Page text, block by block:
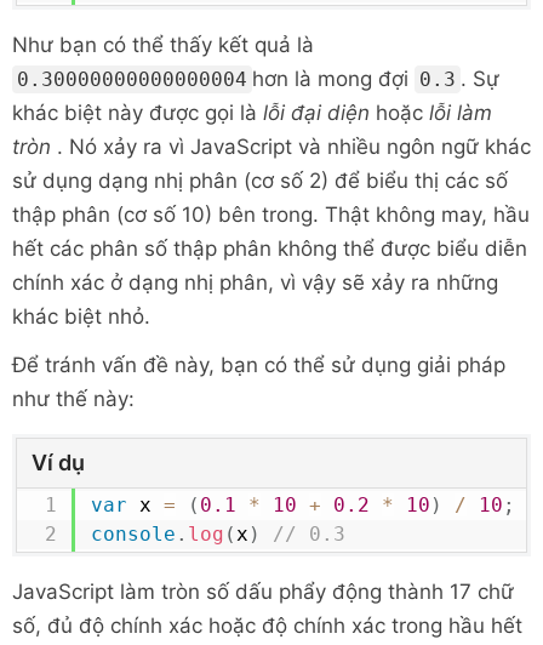
Như bạn có thể thấy kết quả là
0.30000000000000004 hơn là mong đợi 0.3 . Sự
khác biệt này được gọi là lỗi đại diện hoặc lỗi làm
tròn . Nó xảy ra vì JavaScript và nhiều ngôn ngữ khác
sử dụng dạng nhị phân (cơ số 2) để biểu thị các số
thập phân (cơ số 10) bên trong. Thật không may, hầu
hết các phân số thập phân không thể được biểu diễn
chính xác ở dạng nhị phân, vì vậy sẽ xảy ra những
khác biệt nhỏ.
Để tránh vấn đề này, bạn có thể sử dụng giải pháp
như thế này:
Ví dụ
var x = ( 0.1 * 10 + 0.2 * 10 ) / 10 ;
console . log (x ) // 0.3
JavaScript làm tròn số dấu phẩy động thành 17 chữ
số, đủ độ chính xác hoặc độ chính xác trong hầu hết